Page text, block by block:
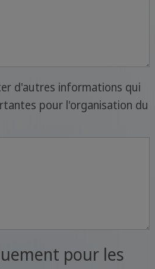
d'autres informations qui
pour l'organisation du
pour les